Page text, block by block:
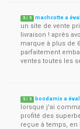
5 / 5 machcotte a
un site de vente
livraison ! après
marque à plus de
parfaitement
ventes toutes les
5 / 5 boodamix a
lorsque j'ai
profité des
reçue à temps, en